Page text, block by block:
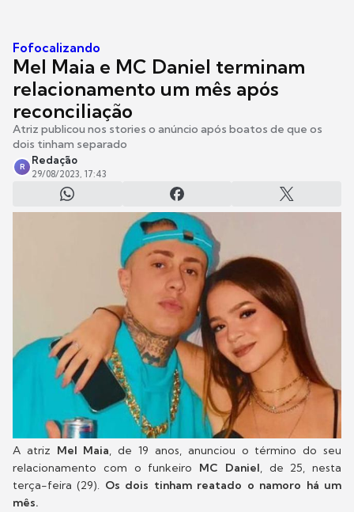
Fofocalizando
Mel Maia e MC Daniel terminam
relacionamento um mês após
reconciliação
Atriz publicou nos stories o anúncio após boatos de que os
dois tinham separado
R
Redação
29/08/2023, 17:43
A atriz Mel Maia, de 19 anos, anunciou o término do seu
relacionamento com o funkeiro MC Daniel, de 25, nesta
terça-feira (29). Os dois tinham reatado o namoro há um
mês.